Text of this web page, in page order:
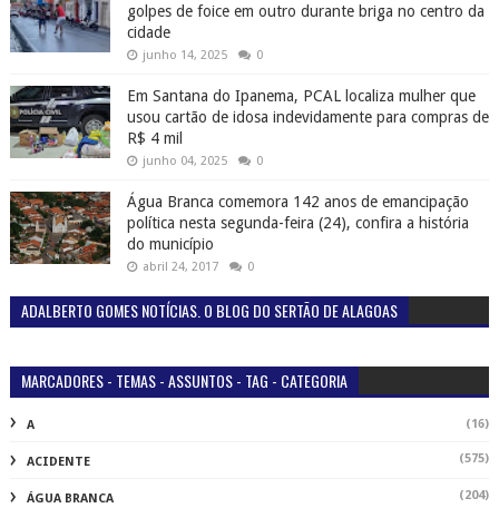
golpes de foice em outro durante briga no centro da
cidade
junho 14, 2025 0
Em Santana do Ipanema, PCAL localiza mulher que
usou cartão de idosa indevidamente para compras de
R$ 4 mil
junho 04, 2025 0
Água Branca comemora 142 anos de emancipação
política nesta segunda-feira (24), confira a história
do município
abril 24, 2017 0
ADALBERTO GOMES NOTÍCIAS. O BLOG DO SERTÃO DE ALAGOAS
MARCADORES - TEMAS - ASSUNTOS - TAG - CATEGORIA
A (16)
ACIDENTE (575)
ÁGUA BRANCA (204)